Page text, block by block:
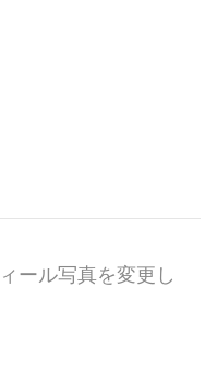
ール写真を変更し